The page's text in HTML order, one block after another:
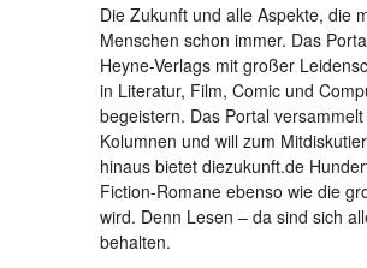
Die Zukunft und alle Aspekte, die
Menschen schon immer. Das
Heyne-Verlags mit großer
in Literatur, Film, Comic und
begeistern. Das Portal
Kolumnen und will zum
hinaus bietet diezukunft.de
Fiction-Romane ebenso wie die
wird. Denn Lesen – da sind sich
behalten.